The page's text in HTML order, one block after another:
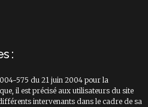
:
575 du 21 juin 2004 pour la
il est précisé aux utilisateurs du site
intervenants dans le cadre de sa